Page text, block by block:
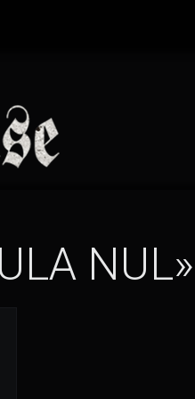
NUL»